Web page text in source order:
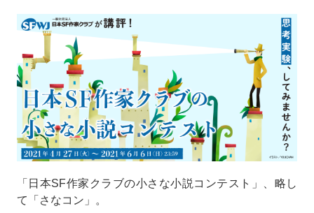
「日本SF作家クラブの小さな小説コンテスト」、略し
て「さなコン」。